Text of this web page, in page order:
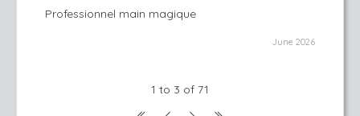
Professionnel main magique
June 2026
1 to 3 of 71